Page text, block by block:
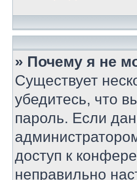
» Почему я не
Существует
убедитесь, что
пароль. Если
доступ к
неправильно